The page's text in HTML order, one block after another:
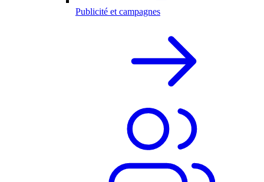
Publicité et campagnes